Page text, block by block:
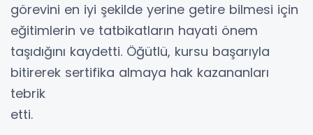
görevini en iyi şekilde yerine getire bilmesi için
eğitimlerin ve tatbikatların hayati önem
taşıdığını kaydetti. Öğütlü, kursu başarıyla
bitirerek sertifika almaya hak kazananları
tebrik
etti.